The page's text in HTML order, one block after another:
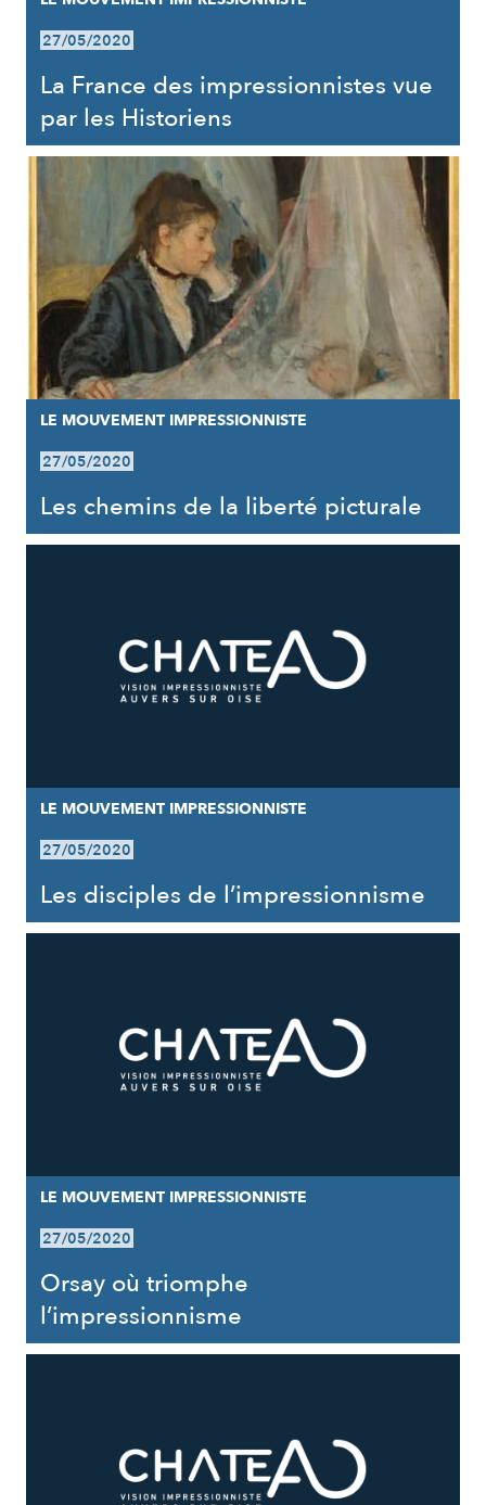
27/05/2020
La France des impressionnistes vue
par les Historiens
LE MOUVEMENT IMPRESSIONNISTE
27/05/2020
Les chemins de la liberté picturale
LE MOUVEMENT IMPRESSIONNISTE
27/05/2020
Les disciples de l’impressionnisme
LE MOUVEMENT IMPRESSIONNISTE
27/05/2020
Orsay où triomphe
l’impressionnisme